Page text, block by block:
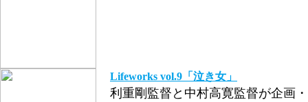
Lifeworks vol.9「泣き女」
利重剛監督と中村高寛監督が企画